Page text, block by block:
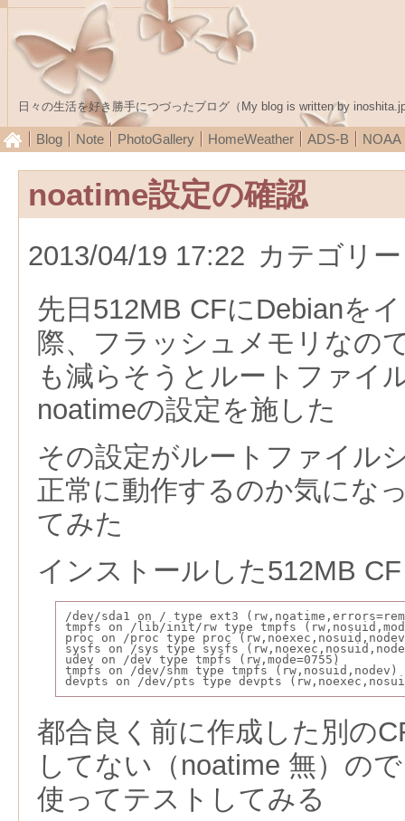
日々の生活を好き勝手につづったブログ（My blog is written by
Blog Note PhotoGallery HomeWeather ADS-B NOAA
noatime設定の確認
2013/04/19 17:22 カテゴリ
先日512MB CFにDebianを
際、フラッシュメモリなの
も減らそうとルートファイ
noatimeの設定を施した
その設定がルートファイル
正常に動作するのか気にな
てみた
インストールした512MB
/dev/sda1 on / type ext3
tmpfs on /lib/init/rw type tmpfs
proc on /proc type proc
sysfs on /sys type sysfs
udev on /dev type tmpfs (rw,mode=0755)
tmpfs on /dev/shm type tmpfs (rw,nosuid,nodev)
devpts on /dev/pts type devpts
都合良く前に作成した別の
してない（noatime 無）の
使ってテストしてみる